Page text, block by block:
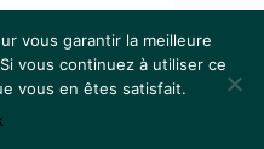
· tous droits réservés
vous garantir la meilleure
vous continuez à utiliser ce
vous en êtes satisfait.